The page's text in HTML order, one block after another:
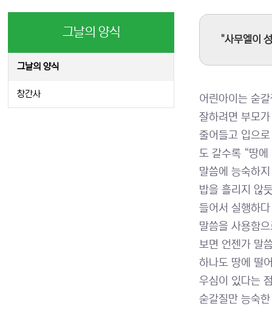
"사무엘이
어린아이는 숟
잘하려면 부모
줄어들고 입으
도 갈수록 “땅에
말씀에 능숙하
밥을 흘리지 않
들어서 실행하
말씀을 사용함
보면 언젠가 말
하나도 땅에 떨
우심이 있다는
숟갈질만 능숙
그날의 양식
그날의 양식
창간사